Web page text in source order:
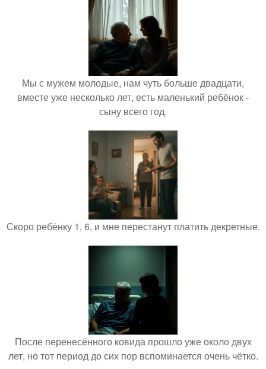
Мы с мужем молодые, нам чуть больше двадцати,
вместе уже несколько лет, есть маленький ребёнок -
сыну всего год.
Скоро ребёнку 1, 6, и мне перестанут платить декретные.
После перенесённого ковида прошло уже около двух
лет, но тот период до сих пор вспоминается очень чётко.